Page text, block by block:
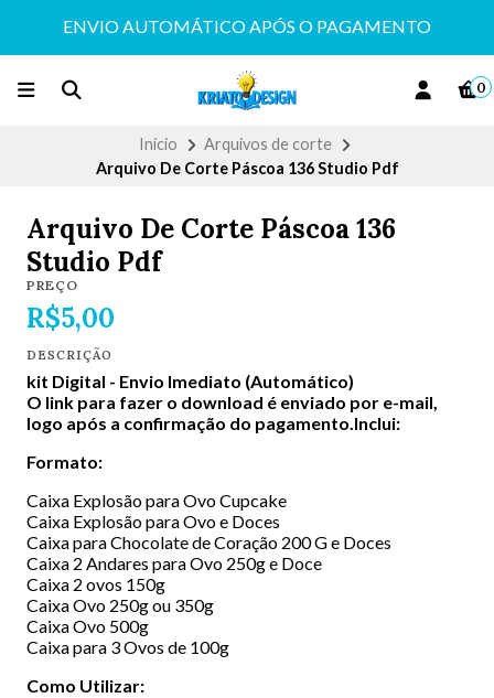
ENVIO AUTOMÁTICO APÓS O PAGAMENTO
0
Início
Arquivos de corte
Arquivo De Corte Páscoa 136 Studio Pdf
Arquivo De Corte Páscoa 136
Studio Pdf
PREÇO
R$5,00
DESCRIÇÃO
kit Digital - Envio Imediato (Automático)
O link para fazer o download é enviado por e-mail,
logo após a confirmação do pagamento.Inclui:
Formato:
Caixa Explosão para Ovo Cupcake
Caixa Explosão para Ovo e Doces
Caixa para Chocolate de Coração 200 G e Doces
Caixa 2 Andares para Ovo 250g e Doce
Caixa 2 ovos 150g
Caixa Ovo 250g ou 350g
Caixa Ovo 500g
Caixa para 3 Ovos de 100g
Como Utilizar: